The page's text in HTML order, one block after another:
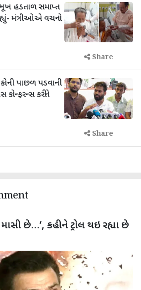
હડતાળ સમાપ્ત
મંત્રીઓએ વચનો
Share
પાછળ પડવાની
કરીને
Share
છે…’, કહીને ટ્રોલ થઇ રહ્યા છે